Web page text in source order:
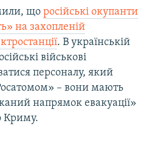
що російські окупанти
на захопленій
. В українській
військові
персоналу, який
– вони мають
напрямок евакуації»
Криму.